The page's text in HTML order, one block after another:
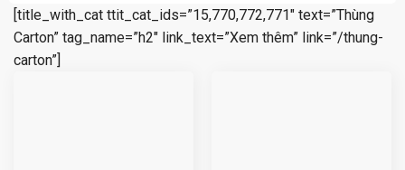
[title_with_cat ttit_cat_ids=”15,770,772,771″ text=”Thùng
Carton” tag_name=”h2″ link_text=”Xem thêm” link=”/thung-
carton”]